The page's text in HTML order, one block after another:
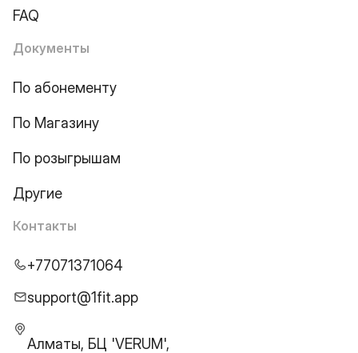
FAQ
Документы
По абонементу
По Магазину
По розыгрышам
Другие
Контакты
+77071371064
support@1fit.app
Алматы, БЦ 'VERUM',